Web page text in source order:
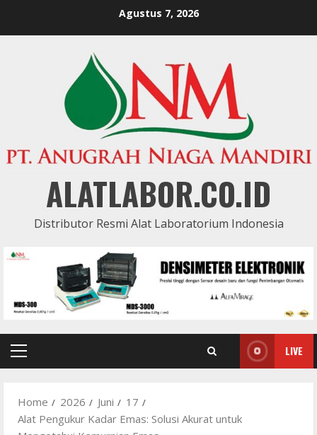
Agustus 7, 2026
ALATLABOR.CO.ID
Distributor Resmi Alat Laboratorium Indonesia
Primary
LIVE
Home 2026 Juni
17
Alat Pengukur Kadar Emas: Solusi Akurat untuk